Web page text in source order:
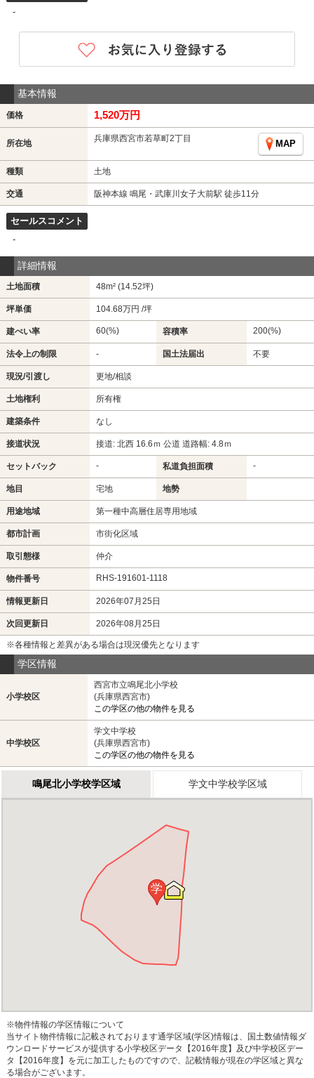
-
基本情報
価格 1,520万円
所在地 兵庫県西宮市若草町2丁目
MAP
種類 土地
交通 阪神本線 鳴尾・武庫川女子大前駅 徒歩11分
セールスコメント
-
詳細情報
土地面積 48m² (14.52坪)
坪単価 104.68万円 /坪
建ぺい率 60(%) 容積率 200(%)
法令上の制限 - 国土法届出 不要
現況/引渡し 更地/相談
土地権利 所有権
建築条件 なし
接道状況 接道: 北西 16.6ｍ 公道 道路幅: 4.8ｍ
セットバック - 私道負担面積 -
地目 宅地 地勢
用途地域 第一種中高層住居専用地域
都市計画 市街化区域
取引態様 仲介
物件番号 RHS-191601-1118
情報更新日 2026年07月25日
次回更新日 2026年08月25日
※各種情報と差異がある場合は現況優先となります
学区情報
小学校区
西宮市立鳴尾北小学校
(兵庫県西宮市)
この学区の他の物件を見る
中学校区
学文中学校
(兵庫県西宮市)
この学区の他の物件を見る
鳴尾北小学校学区域 学文中学校学区域
学
※物件情報の学区情報について
当サイト物件情報に記載されております通学区域(学区)情報は、国土数値情報ダ
ウンロードサービスが提供する小学校区データ【2016年度】及び中学校区デー
タ【2016年度】を元に加工したものですので、記載情報が現在の学区域と異な
る場合がございます。